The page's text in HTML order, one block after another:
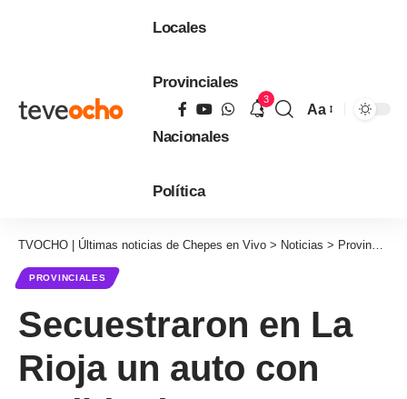
Locales
Provinciales
Nacionales
Política
3
Aa
TVOCHO | Últimas noticias de Chepes en Vivo > Noticias > Provinciales
PROVINCIALES
Secuestraron en La
Rioja un auto con